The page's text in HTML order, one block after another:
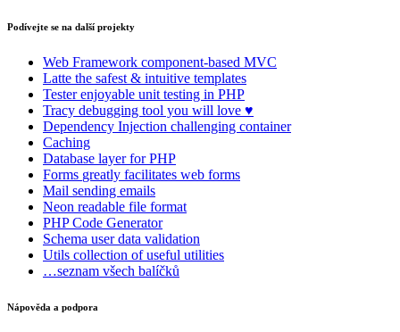
Podívejte se na další projekty
Web Framework component-based MVC
Latte the safest & intuitive templates
Testerenjoyable unit testing in PHP
Tracy debugging tool you will love ♥
Dependency Injection challenging container
Caching
Database layer for PHP
Forms greatly facilitates web forms
Mail sending emails
Neon readable file format
PHP Code Generator
Schema user data validation
Utils collection of useful utilities
…seznam všech balíčků
Nápověda a podpora